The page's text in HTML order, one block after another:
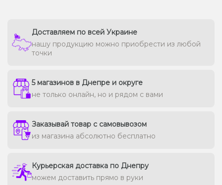
Доставляем по всей Украине
нашу продукцию можно приобрести из любой
точки
5 магазинов в Днепре и округе
не только онлайн, но и рядом с вами
Заказывай товар с самовывозом
из магазина абсолютно бесплатно
Курьерская доставка по Днепру
можем доставить прямо в руки